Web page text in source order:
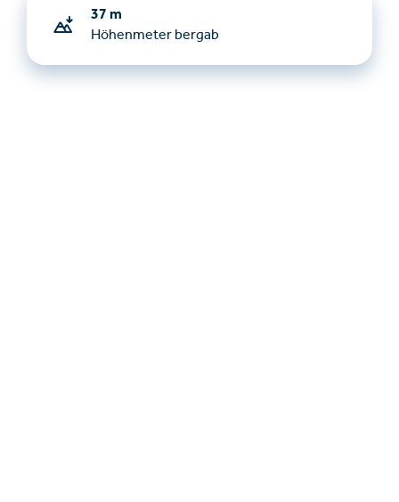
37 m
Höhenmeter bergab